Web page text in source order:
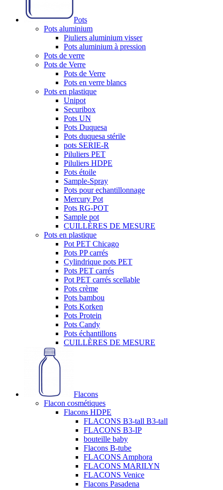
Pots
Pots aluminium
Piuliers aluminium visser
Pots aluminium à pression
Pots de verre
Pots de Verre
Pots de Verre
Pots en verre blancs
Pots en plastique
Unipot
Securibox
Pots UN
Pots Duquesa
Pots duquesa stérile
pots SERIE-R
Piluliers PET
Piluliers HDPE
Pots étoile
Sample-Spray
Pots pour echantillonnage
Mercury Pot
Pots RG-POT
Sample pot
CUILLÈRES DE MESURE
Pots en plastique
Pot PET Chicago
Pots PP carrés
Cylindrique pots PET
Pots PET carrés
Pot PET carrés scellable
Pots crème
Pots bambou
Pots Korken
Pots Protein
Pots Candy
Pots échantillons
CUILLÈRES DE MESURE
Flacons
Flacon cosmétiques
Flacons HDPE
FLACONS B3-tall B3-tall
FLACONS B3-IP
bouteille baby
Flacons B-tube
FLACONS Amphora
FLACONS MARILYN
FLACONS Venice
Flacons Pasadena